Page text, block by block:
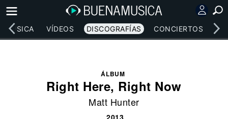
MÚSICA VÍDEOS DISCOGRAFÍAS CONCIERTOS
ÁLBUM
Right Here, Right Now
Matt Hunter
2013